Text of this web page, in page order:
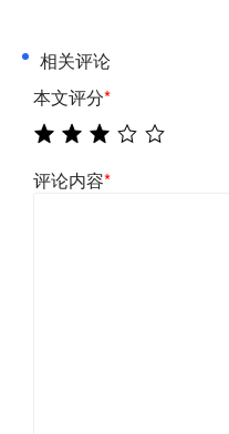
相关评论
本文评分*
评论内容*